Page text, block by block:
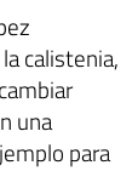
calistenia,
una
para